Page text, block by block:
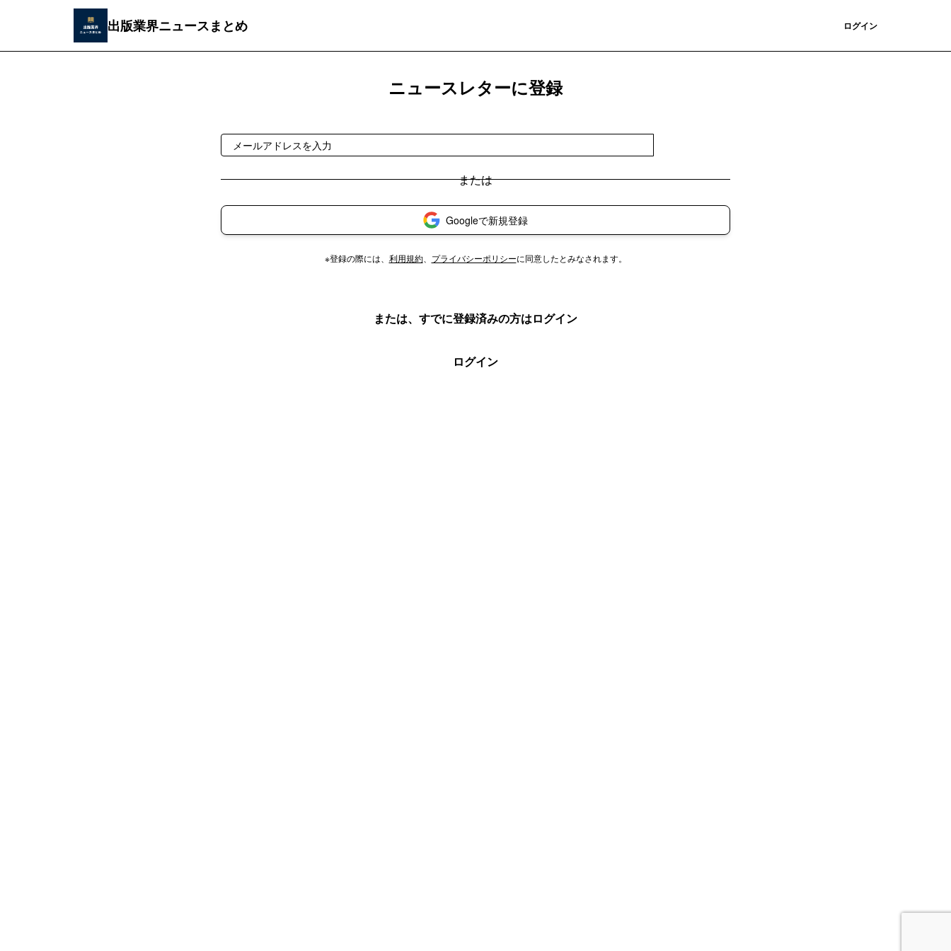
出版業界ニュースまとめ ログイン
ニュースレターに登録
Googleで新規登録
※登録の際には、 利用規約、 プライバシーポリシーに同意したとみなされます。
または、すでに登録済みの方はログイン
ログイン